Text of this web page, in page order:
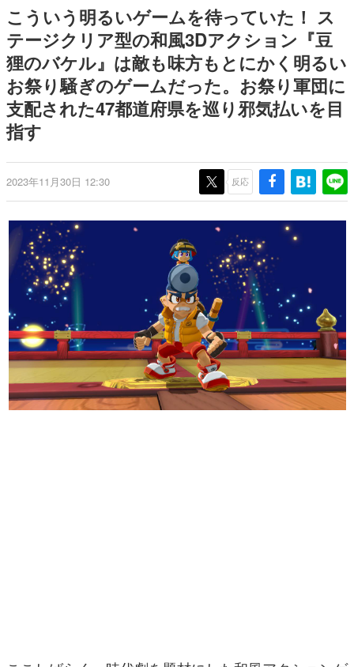
日本のコンテンツ産業やカルチャーに与えた影響を探る企
画です。
日本モバイルゲーム産業史
日本のモバイルゲーム史における主要なトピック・タイト
ルを網羅するほか、開発者へのインタビューや識者による
解説を掲載。約20年の歴史が一望できる決定版！
若ゲのいたり〜ゲームクリエイターの青春〜
なんでゲームは面白い？
ゲーム開発者・hamatsu氏がゲームの魅力を画面や操作の
具体的な形から解き明かしていく、硬派で骨太な評論連載
ゲームが変えた日本語
「経験値」「裏技」「ラスボス」… ゲームにまつわる言葉
の起源や用法の変遷を、コンピューター文化史研究家・タ
イニーP氏が徹底調査。
カテゴリ
特集記事
女性向け
こういう明るいゲームを待っていた！ ス
テージクリア型の和風3Dアクション『豆
狸のバケル』は敵も味方もとにかく明るい
お祭り騒ぎのゲームだった。お祭り軍団に
支配された47都道府県を巡り邪気払いを目
指す
2023年11月30日 12:30 反応